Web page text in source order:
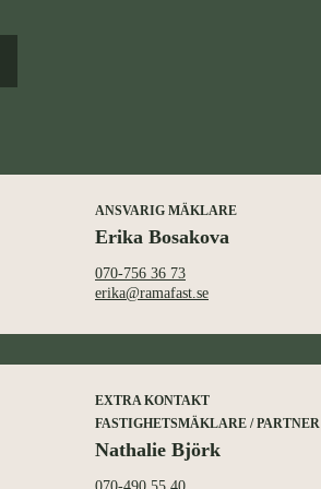
ANSVARIG MÄKLARE
Erika Bosakova
070-756 36 73
erika@ramafast.se
EXTRA KONTAKT
FASTIGHETSMÄKLARE / PARTNER
Nathalie Björk